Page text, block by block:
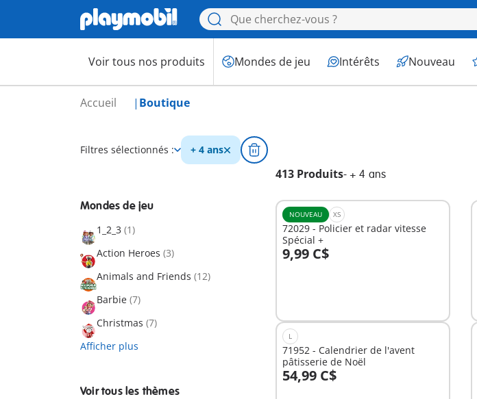
Voir tous nos produits Mondes de jeu Intérêts Nouveau
Accueil Boutique
Filtres sélectionnés : + 4 ans
413 Produits- + 4 ans
Mondes de jeu
1_2_3 (1)
Action Heroes (3)
Animals and Friends (12)
Barbie (7)
Christmas (7)
Afficher plus
Voir tous les thèmes
NOUVEAU XS
72029 - Policier et radar vitesse
Spécial +
9,99 C$
Au panier
L
71952 - Calendrier de l'avent
pâtisserie de Noël
54,99 C$
Au panier